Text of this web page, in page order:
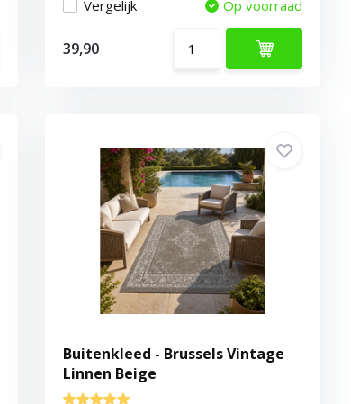
Vergelijk Op voorraad
39,90
Buitenkleed - Brussels Vintage
Linnen Beige